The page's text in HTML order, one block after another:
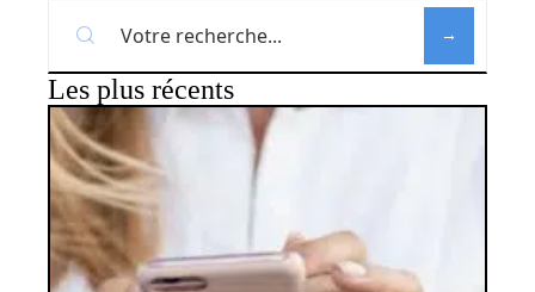
Les plus récents